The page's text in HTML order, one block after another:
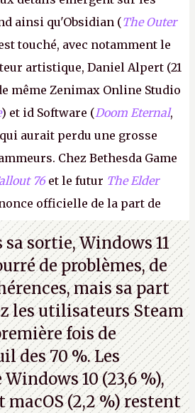
ainsi qu'Obsidian (The Outer
touché, avec notamment le
artistique, Daniel Alpert (21
même Zenimax Online Studio
) et id Software (Doom Eternal,
aurait perdu une grosse
Chez Bethesda Game
76 et le futur The Elder
officielle de la part de
des employés confirme
A.
sa sortie, Windows 11
de problèmes, de
mais sa part
les utilisateurs Steam
fois de
des 70 %. Les
10 (23,6 %),
macOS (2,2 %) restent